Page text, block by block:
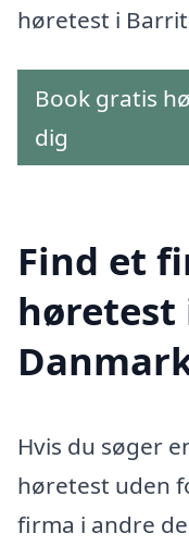
høretest i
Book gratis
dig
Find et
høretest
Hvis du søger
høretest uden
firma i andre